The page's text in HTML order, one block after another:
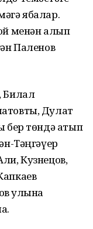
ябалар.
менән алып
Паленов
Билал
Дулат
бер төндә атып
Тәңгәүер
Кузнецов,
ҡулына